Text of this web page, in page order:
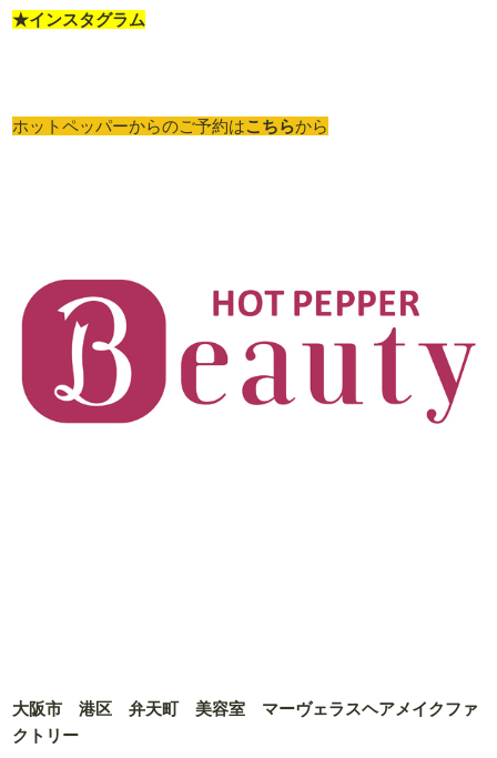
★インスタグラム
ホットペッパーからのご予約はこちらから
大阪市 港区 弁天町 美容室 マーヴェラスヘアメイクファ
クトリー